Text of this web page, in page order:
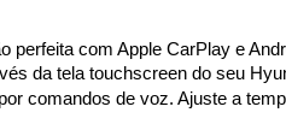
com Apple CarPlay e
da tela touchscreen do seu
comandos de voz. Ajuste a